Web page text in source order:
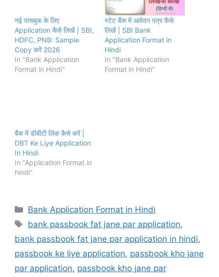
नई पासबुक के लिए
Application कैसे लिखें | SBI,
HDFC, PNB: Sample
Copy करें 2026
In "Bank Application
Format in Hindi"
स्टेट बैंक में आवेदन पत्र कैसे
लिखें | SBI Bank
Application Format in
Hindi
In "Bank Application
Format in Hindi"
बैंक में डीबीटी लिंक कैसे करें |
DBT Ke Liye Application
In Hindi
In "Application Format in
hindi"
Categories
Bank Application Format in Hindi
Tags
bank passbook fat jane par application,
bank passbook fat jane par application in hindi,
passbook ke liye application, passbook kho jane
par application, passbook kho jane par